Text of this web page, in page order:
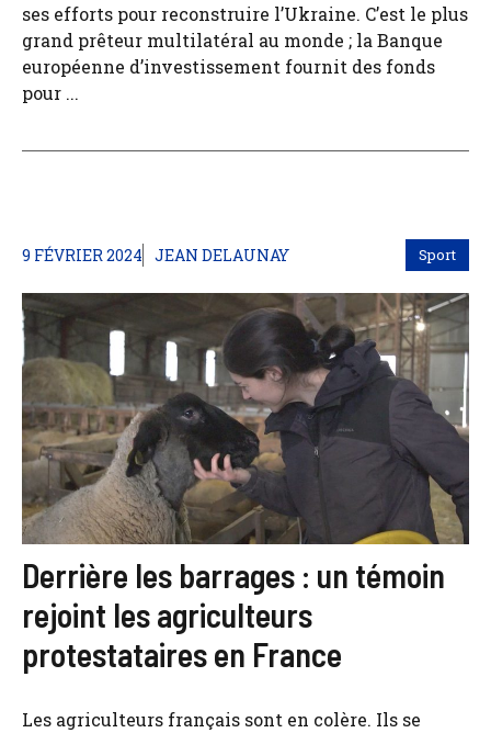
ses efforts pour reconstruire l’Ukraine. C’est le plus
grand prêteur multilatéral au monde ; la Banque
européenne d’investissement fournit des fonds
pour ...
9 FÉVRIER 2024 JEAN DELAUNAY Sport
Derrière les barrages : un témoin
rejoint les agriculteurs
protestataires en France
Les agriculteurs français sont en colère. Ils se